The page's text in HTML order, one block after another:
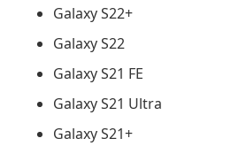
Galaxy S22+
Galaxy S22
Galaxy S21 FE
Galaxy S21 Ultra
Galaxy S21+